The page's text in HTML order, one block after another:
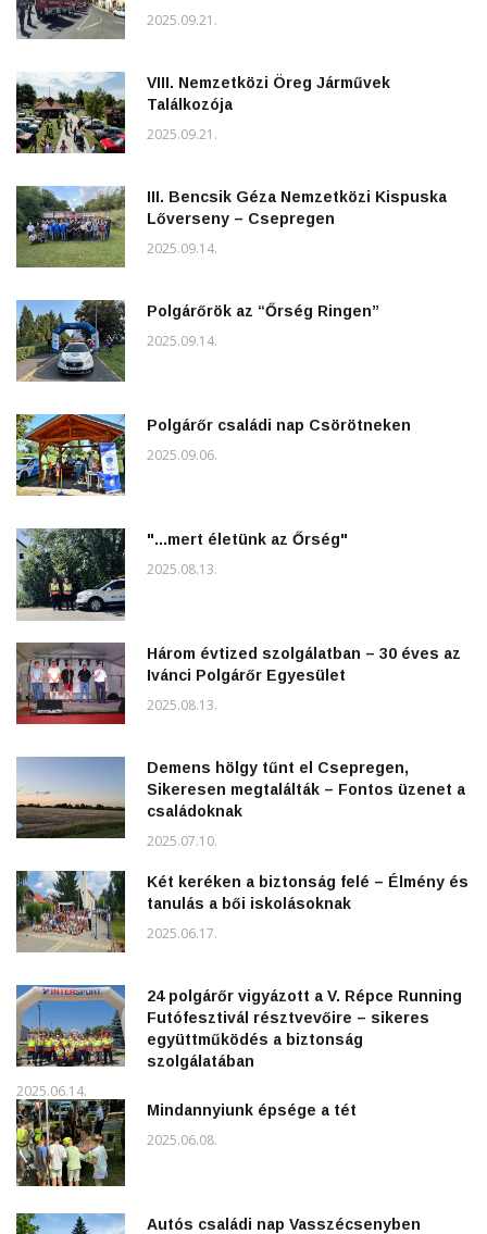
2025.09.21.
VIII. Nemzetközi Öreg Járművek
Találkozója
2025.09.21.
III. Bencsik Géza Nemzetközi Kispuska
Lőverseny – Csepregen
2025.09.14.
Polgárőrök az “Őrség Ringen”
2025.09.14.
Polgárőr családi nap Csörötneken
2025.09.06.
"...mert életünk az Őrség"
2025.08.13.
Három évtized szolgálatban – 30 éves az
Ivánci Polgárőr Egyesület
2025.08.13.
Demens hölgy tűnt el Csepregen,
Sikeresen megtalálták – Fontos üzenet a
családoknak
2025.07.10.
Két keréken a biztonság felé – Élmény és
tanulás a bői iskolásoknak
2025.06.17.
24 polgárőr vigyázott a V. Répce Running
Futófesztivál résztvevőire – sikeres
együttműködés a biztonság
szolgálatában
2025.06.14.
Mindannyiunk épsége a tét
2025.06.08.
Autós családi nap Vasszécsenyben